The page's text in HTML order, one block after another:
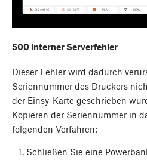
500 interner Serverfehler
Dieser Fehler wird dadurch
Seriennummer des Druckers
der Einsy-Karte geschrieben
Kopieren der Seriennummer in
folgenden Verfahren:
Schließen Sie eine